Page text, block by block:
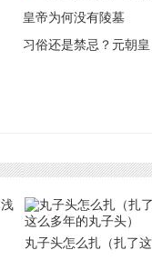
习俗还是禁忌？元朝皇
丸子头怎么扎（扎了这